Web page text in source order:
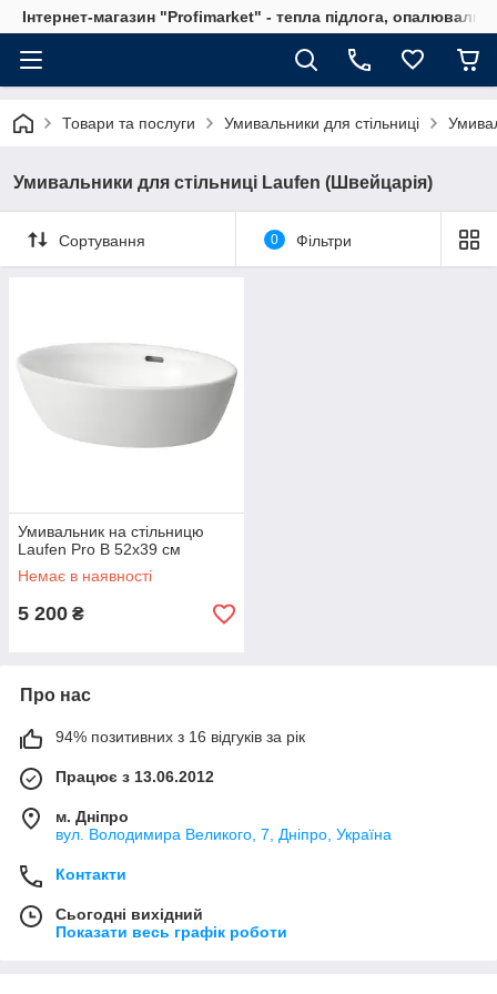
Інтернет-магазин "Profimarket" - тепла підлога,
Товари та послуги Умивальники для стільниці
Умивальники для стільниці Laufen (Швейцарія)
Сортування 0 Фільтри
Умивальник на стільницю
Laufen Pro B 52x39 см
Немає в наявності
5 200 ₴
Про нас
94% позитивних з 16 відгуків за рік
Працює з 13.06.2012
м. Дніпро
вул. Володимира Великого, 7, Дніпро, Україна
Контакти
Сьогодні вихідний
Показати весь графік роботи